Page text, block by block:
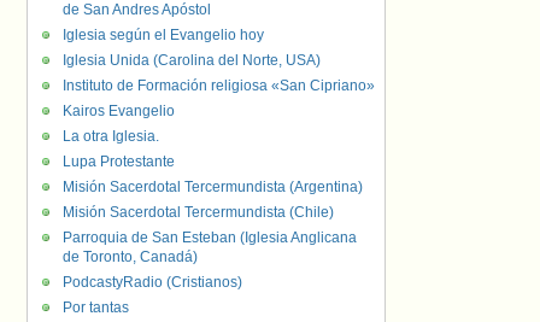
de San Andres Apóstol
Iglesia según el Evangelio hoy
Iglesia Unida (Carolina del Norte, USA)
Instituto de Formación religiosa «San Cipriano»
Kairos Evangelio
La otra Iglesia.
Lupa Protestante
Misión Sacerdotal Tercermundista (Argentina)
Misión Sacerdotal Tercermundista (Chile)
Parroquia de San Esteban (Iglesia Anglicana
de Toronto, Canadá)
PodcastyRadio (Cristianos)
Por tantas